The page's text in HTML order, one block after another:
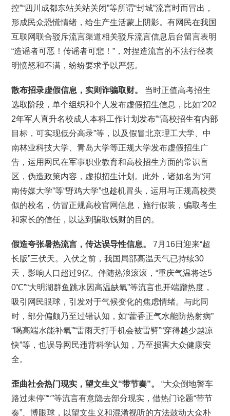
控”“四川成都东站关站关闭”等所谓“封城”流言时而冒出，
形成民众恐慌情绪，给生产生活蒙上阴影。有网民在我国
互联网联合驳斥流言渠道相关驳斥流言信息后台留言表明
“造谣者可恶！传谣者可悲！”，对捏造流言的不法行径表
明愤怒和不满，纷纷要求予以严惩。
散布招录虚假信息，实则诈骗取财。
当时正值高考招生
选取阶段，单个组织和个人发布虚假招生信息，比如“202
2年军人直升名校成人本科工作计划发布”“高校招生有内部
目标，可实现低分高录”等，以及假冒北京理工大学、中
南林业科技大学、青岛大学等正规大学发布虚假招生广
告，运用网民在军事职业教育和高校招生方面的常识盲
区，伪造政策内容，虚拟招生计划。此外，诸如名为“河
南传媒大学”等“野鸡大学”也趁机冒头，运用与正规高校类
似的校名，仿冒正规高校官网信息，施行假装，骗取考生
和家长的信任，以达到骗取钱财的目的。
假造夸张暑热流言，传达误导性信息。
7月16日迎来“超
长版”三伏天。入伏之前，我国局部高温天气已持续30
天，影响人口超过9亿。伴随热浪滚滚，“重庆气温将达5
0℃”“大明湖群鱼跳水因高温缺氧”等流言也开端蹭热度，
吸引网民眼球，引发对于气候变化的焦虑情绪。与此同
时，部分偏颇乃至过错认知，如“藿香正气水能防热射病”
“喝高端水能补氧”“雷雨天打手机会被雷劈”“穿得越少越凉
快”等，也误导网民违背科学认知，乃至损害大众健康安
全。
歪曲社会热门现实，望文生义“带节奏”。
“大众倒地警车
路过未停”“‘”等流言有意隐去部分现实，借热门论题“带节
奏”、博眼球，以望文生义和混淆视听的方法鼓动大众朴